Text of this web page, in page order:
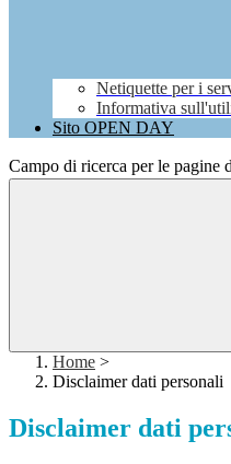
Netiquette per i
Informativa
Sito OPEN DAY
Campo di ricerca per le pagine
Home >
Disclaimer dati personali
Disclaimer dati